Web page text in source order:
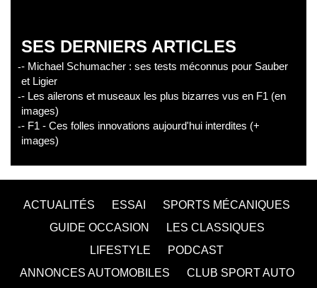
SES DERNIERS ARTICLES
- Michael Schumacher : ses tests méconnus pour Sauber
et Ligier
- Les ailerons et museaux les plus bizarres vus en F1 (en
images)
- F1 - Ces folles innovations aujourd'hui interdites (+
images)
ACTUALITÉS ESSAI
SPORTS MÉCANIQUES
GUIDE OCCASION
LES CLASSIQUES
LIFESTYLE
PODCAST
ANNONCES AUTOMOBILES
CLUB SPORT AUTO